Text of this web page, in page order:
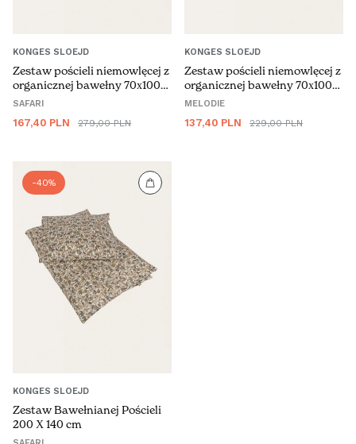
BELGIË (€)
ČESKO (€)
DANMARK (€)
EESTI (€)
SUOMI (€)
ΕΛΛΆΔΑ (€)
ESPAÑA (€)
KONGES SLOEJD
Zestaw pościeli niemowlęcej z
organicznej bawełny 70x100
cm
SAFARI
Cena
167,40 PLN
Cena
279,00 PLN
KONGES SLOEJD
Zestaw pościeli niemowlęcej z
organicznej bawełny 70x100
cm
MELODIE
Cena
137,40 PLN
Cena
229,00 PLN
-40%
KONGES SLOEJD
Zestaw Bawełnianej Pościeli
200 X 140 cm